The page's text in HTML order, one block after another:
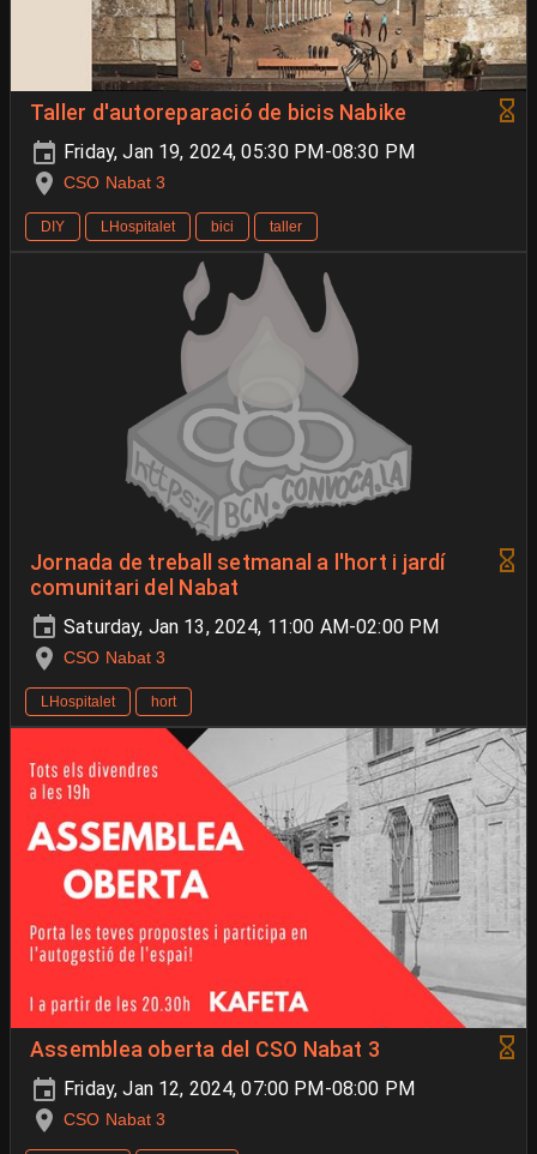
Taller d'autoreparació de bicis Nabike
Friday, Jan 19, 2024, 05:30 PM-08:30 PM
CSO Nabat 3
DIY LHospitalet bici taller
Jornada de treball setmanal a l'hort i jardí
comunitari del Nabat
Saturday, Jan 13, 2024, 11:00 AM-02:00 PM
CSO Nabat 3
LHospitalet hort
Assemblea oberta del CSO Nabat 3
Friday, Jan 12, 2024, 07:00 PM-08:00 PM
CSO Nabat 3